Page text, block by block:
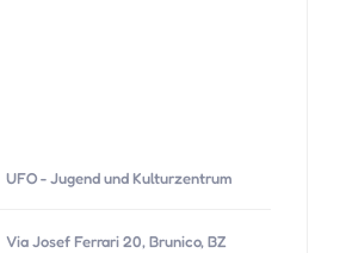
UFO - Jugend und Kulturzentrum
Via Josef Ferrari 20, Brunico, BZ